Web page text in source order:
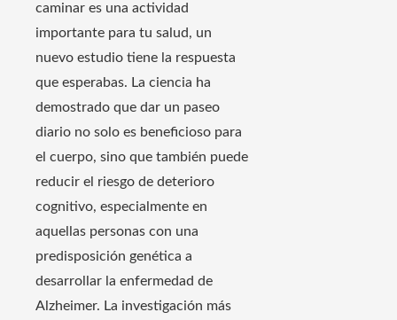
caminar es una actividad
importante para tu salud, un
nuevo estudio tiene la respuesta
que esperabas. La ciencia ha
demostrado que dar un paseo
diario no solo es beneficioso para
el cuerpo, sino que también puede
reducir el riesgo de deterioro
cognitivo, especialmente en
aquellas personas con una
predisposición genética a
desarrollar la enfermedad de
Alzheimer. La investigación más